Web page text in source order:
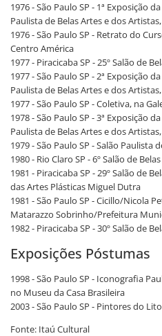
1976 - São Paulo SP - 1ª Exposição
Paulista de Belas Artes e dos
1976 - São Paulo SP - Retrato do
Centro América
1977 - Piracicaba SP - 25º Salão de
1977 - São Paulo SP - 2ª Exposição
Paulista de Belas Artes e dos
1977 - São Paulo SP - Coletiva, na
1978 - São Paulo SP - 3ª Exposição
Paulista de Belas Artes e dos
1979 - São Paulo SP - Salão Paulista
1980 - Rio Claro SP - 6º Salão de
1981 - Piracicaba SP - 29º Salão de
das Artes Plásticas Miguel Dutra
1981 - São Paulo SP - Cicillo/Nicola
Matarazzo Sobrinho/Prefeitura
1982 - Piracicaba SP - 30º Salão de
Exposições Póstumas
1998 - São Paulo SP - Iconografia
no Museu da Casa Brasileira
2003 - São Paulo SP - Pintores do
Fonte: Itaú Cultural